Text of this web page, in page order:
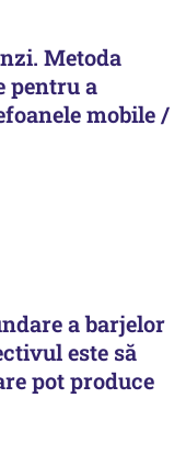
Metoda
pentru a
mobile /
a barjelor
este să
pot produce